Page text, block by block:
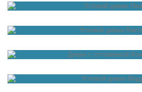
Угловой диван
Угловой диван
Угловой диван